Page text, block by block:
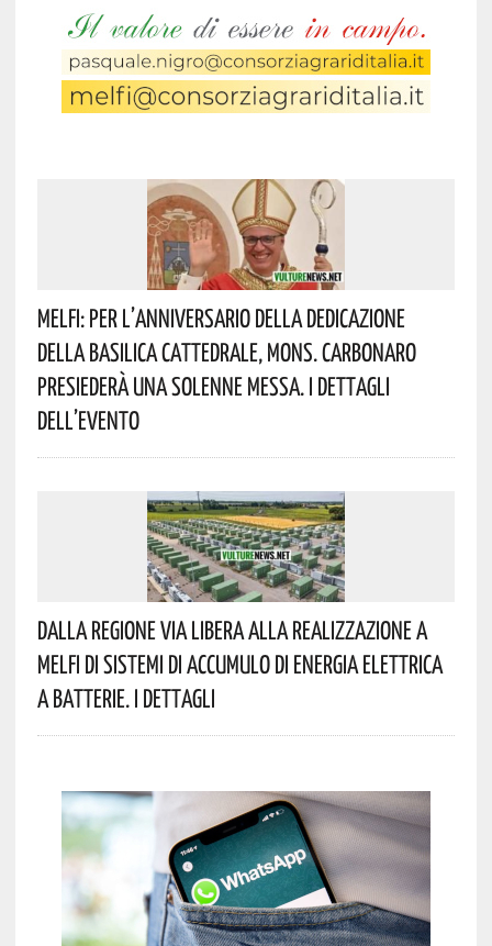
Melfi: Per L’anniversario Della Dedicazione
Della Basilica Cattedrale, Mons. Carbonaro
Presiederà Una Solenne Messa. I Dettagli
Dell’evento
Dalla Regione Via Libera Alla Realizzazione A
Melfi Di Sistemi Di Accumulo Di Energia Elettrica
A Batterie. I Dettagli